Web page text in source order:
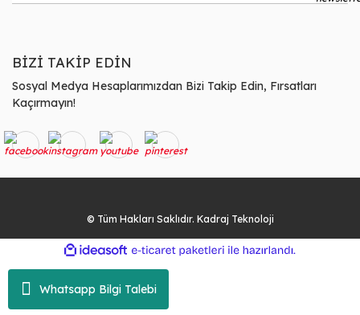
Whatsapp Bilgi Talebi
BİZİ TAKİP EDİN
Sosyal Medya Hesaplarımızdan Bizi Takip Edin, Fırsatları
Kaçırmayın!
© Tüm Hakları Saklıdır. Kadraj Teknoloji
ideasoft
e-